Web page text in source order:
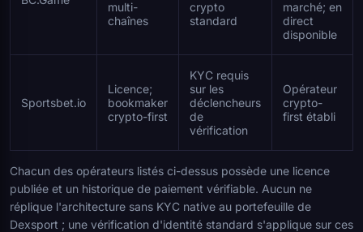
multi-
chaînes
crypto
standard
marché; en
direct
disponible
Sportsbet.io
Licence;
bookmaker
crypto-first
KYC requis
sur les
déclencheurs
de
vérification
Opérateur
crypto-
first établi
Chacun des opérateurs listés ci-dessus possède une licence
publiée et un historique de paiement vérifiable. Aucun ne
réplique l'architecture sans KYC native au portefeuille de
Dexsport ; une vérification d'identité standard s'applique sur ces